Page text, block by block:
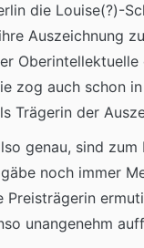
die Louise(?)-
Auszeichnung
zog auch schon
Trägerin der
genau, sind
noch immer
unangenehm